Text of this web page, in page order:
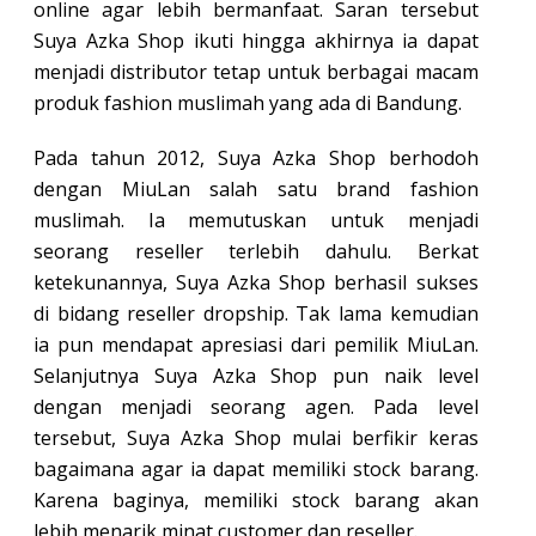
online agar lebih bermanfaat. Saran tersebut
Suya Azka Shop ikuti hingga akhirnya ia dapat
menjadi distributor tetap untuk berbagai macam
produk fashion muslimah yang ada di Bandung.
Pada tahun 2012, Suya Azka Shop berhodoh
dengan MiuLan salah satu brand fashion
muslimah. Ia memutuskan untuk menjadi
seorang reseller terlebih dahulu. Berkat
ketekunannya, Suya Azka Shop berhasil sukses
di bidang reseller dropship. Tak lama kemudian
ia pun mendapat apresiasi dari pemilik MiuLan.
Selanjutnya Suya Azka Shop pun naik level
dengan menjadi seorang agen. Pada level
tersebut, Suya Azka Shop mulai berfikir keras
bagaimana agar ia dapat memiliki stock barang.
Karena baginya, memiliki stock barang akan